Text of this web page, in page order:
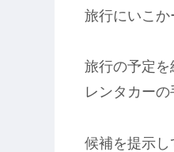
旅行にいこか
旅行の予定を
レンタカーの
候補を提示